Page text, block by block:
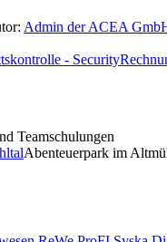
Admin der ACEA
- Security
Teamschulungen
Abenteuerpark im